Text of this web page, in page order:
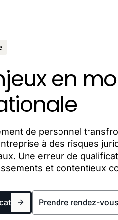
en
de personnel
à des risques
Une erreur de
et contentieux
Prendre rendez-vous